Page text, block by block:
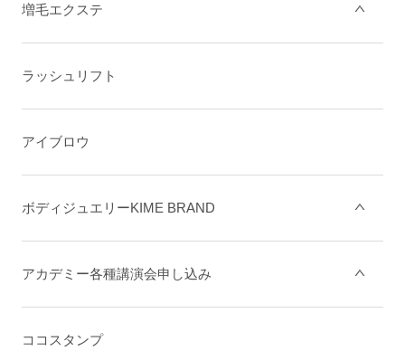
増毛エクステ
ラッシュリフト
アイブロウ
ボディジュエリーKIME BRAND
アカデミー各種講演会申し込み
ココスタンプ